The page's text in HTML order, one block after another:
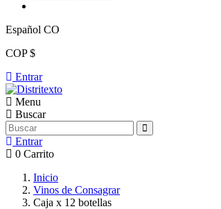
Español CO
COP $
Entrar
Menu
Buscar
Entrar
0 Carrito
Inicio
Vinos de Consagrar
Caja x 12 botellas